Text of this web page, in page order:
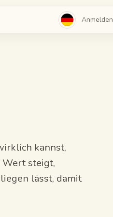
Anmelden
kannst,
Wert steigt,
lässt, damit